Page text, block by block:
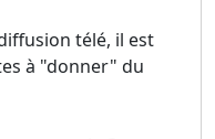
télé, il est
à "donner" du